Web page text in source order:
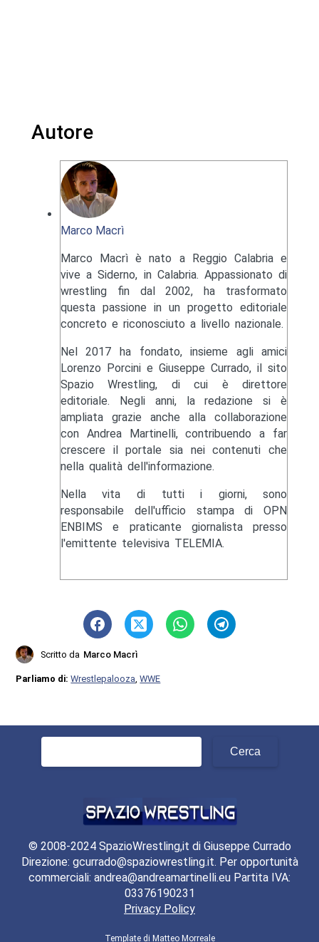
Autore
Marco Macrì
Marco Macrì è nato a Reggio Calabria e
vive a Siderno, in Calabria. Appassionato di
wrestling fin dal 2002, ha trasformato
questa passione in un progetto editoriale
concreto e riconosciuto a livello nazionale.
Nel 2017 ha fondato, insieme agli amici
Lorenzo Porcini e Giuseppe Currado, il sito
Spazio Wrestling, di cui è direttore
editoriale. Negli anni, la redazione si è
ampliata grazie anche alla collaborazione
con Andrea Martinelli, contribuendo a far
crescere il portale sia nei contenuti che
nella qualità dell'informazione.
Nella vita di tutti i giorni, sono
responsabile dell'ufficio stampa di OPN
ENBIMS e praticante giornalista presso
l'emittente televisiva TELEMIA.
Scritto da Marco Macrì
Parliamo di:Wrestlepalooza ,WWE
© 2008-2024 SpazioWrestling,it di Giuseppe Currado
Direzione: gcurrado@spaziowrestling.it. Per opportunità
commerciali: andrea@andreamartinelli.eu Partita IVA:
03376190231
Privacy Policy
Template di Matteo Morreale